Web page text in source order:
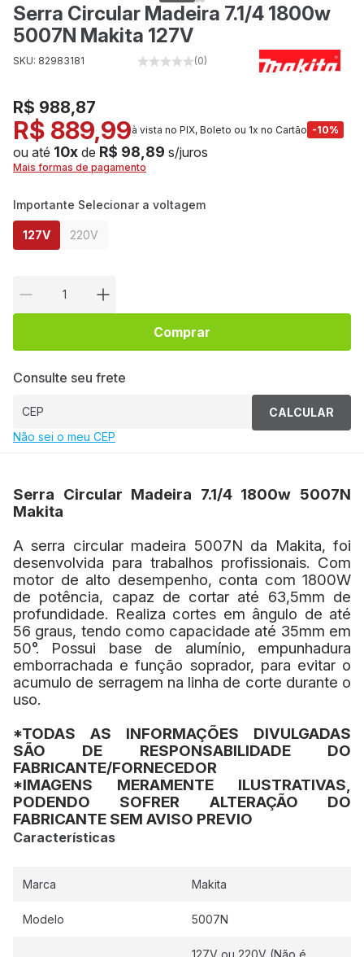
Serra Circular Madeira 7.1/4 1800w
5007N Makita 127V
SKU: 82983181 (0)
R$ 988,87
R$ 889,99à vista no PIX, Boleto ou 1x no Cartão -10%
ou até 10x de R$ 98,89 s/juros
Mais formas de pagamento
Importante Selecionar a voltagem
127V 220V
Comprar
Consulte seu frete
CALCULAR
Não sei o meu CEP
Serra Circular Madeira 7.1/4 1800w 5007N
Makita
A serra circular madeira 5007N da Makita, foi
desenvolvida para trabalhos profissionais. Com
motor de alto desempenho, conta com 1800W
de potência, capaz de cortar até 63,5mm de
profundidade. Realiza cortes em ângulo de até
56 graus, tendo como capacidade até 35mm em
50°. Possui base de alumínio, empunhadura
emborrachada e função soprador, para evitar o
acumulo de serragem na linha de corte durante o
uso.
*TODAS AS INFORMAÇÕES DIVULGADAS
SÃO DE RESPONSABILIDADE DO
FABRICANTE/FORNECEDOR
*IMAGENS MERAMENTE ILUSTRATIVAS,
PODENDO SOFRER ALTERAÇÃO DO
FABRICANTE SEM AVISO PREVIO
Características
Marca Makita
Modelo 5007N
127V ou 220V (Não é